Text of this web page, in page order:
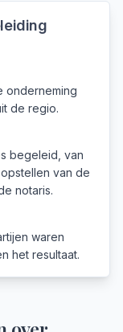
onderneming
de regio.
begeleid, van
van de
notaris.
waren
het resultaat.